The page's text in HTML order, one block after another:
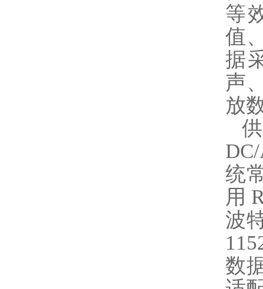
等
值
据
声
放
统
用
波
数